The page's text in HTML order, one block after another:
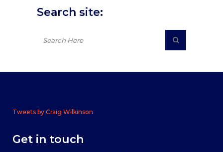
Search site:
Tweets by Craig Wilkinson
Get in touch